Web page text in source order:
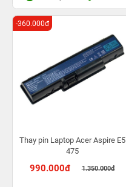
Thay pin Laptop Acer Aspire E5
475
990.000đ 1.350.000đ
-360.000đ